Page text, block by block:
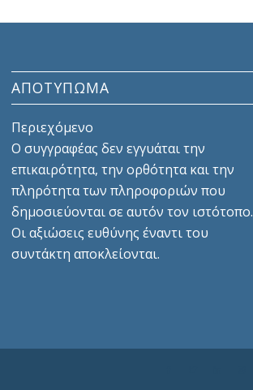
ΑΠΟΤΎΠΩΜΑ
Περιεχόμενο
Ο συγγραφέας δεν εγγυάται την
επικαιρότητα, την ορθότητα και την
πληρότητα των πληροφοριών που
δημοσιεύονται σε αυτόν τον ιστότοπο.
Οι αξιώσεις ευθύνης έναντι του
συντάκτη αποκλείονται.